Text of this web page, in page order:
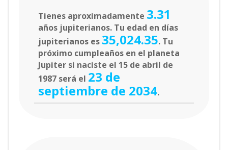
Tienes aproximadamente 3.31
años jupiterianos. Tu edad en días
jupiterianos es 35,024.35. Tu
próximo cumpleaños en el planeta
Jupiter si naciste el 15 de abril de
1987 será el 23 de
septiembre de 2034.